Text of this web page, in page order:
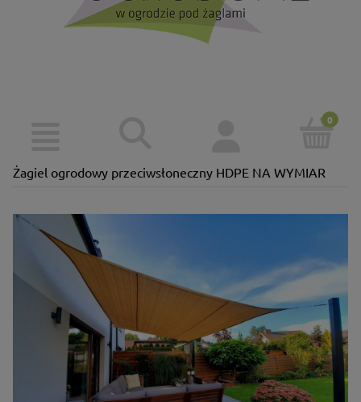
Żagiel ogrodowy przeciwsłoneczny HDPE NA WYMIAR